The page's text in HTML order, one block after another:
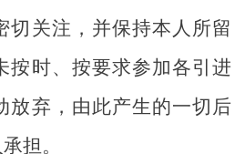
切关注，并保持本人所留
按时、按要求参加各引进
放弃，由此产生的一切后
担。